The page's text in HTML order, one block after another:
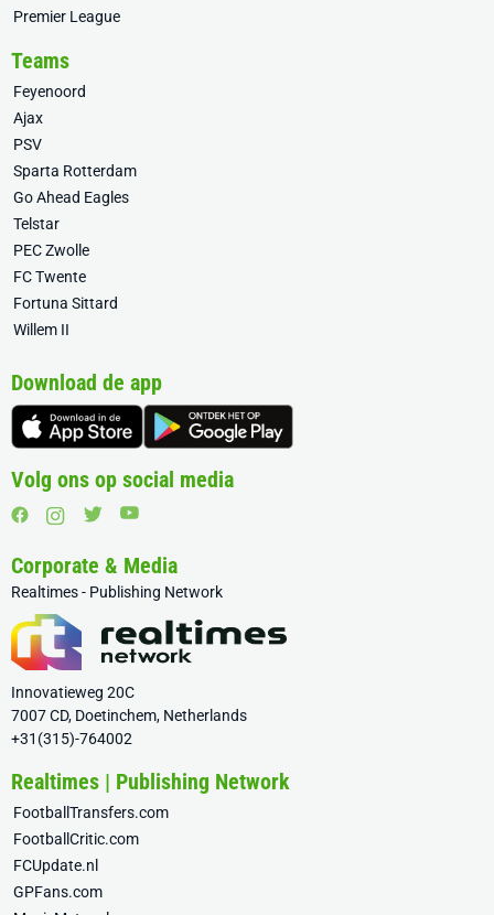
Premier League
Teams
Feyenoord
Ajax
PSV
Sparta Rotterdam
Go Ahead Eagles
Telstar
PEC Zwolle
FC Twente
Fortuna Sittard
Willem II
Download de app
Volg ons op social media
Corporate & Media
Realtimes - Publishing Network
Innovatieweg 20C
7007 CD, Doetinchem, Netherlands
+31(315)-764002
Realtimes | Publishing Network
FootballTransfers.com
FootballCritic.com
FCUpdate.nl
GPFans.com